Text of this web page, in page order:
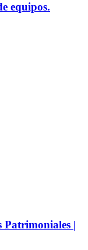
equipos.
Patrimoniales |